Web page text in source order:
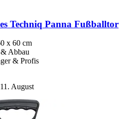
Techniq Panna Fußballtor
x 60 cm
Abbau
& Profis
August